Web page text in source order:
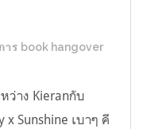
าร book hangover
หว่าง Kieranกับ
Sunshine เบาๆ คี